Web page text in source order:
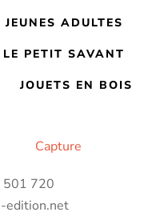
ADULTES
LE PETIT SAVANT
JOUETS EN BOIS
501 720
edition.net